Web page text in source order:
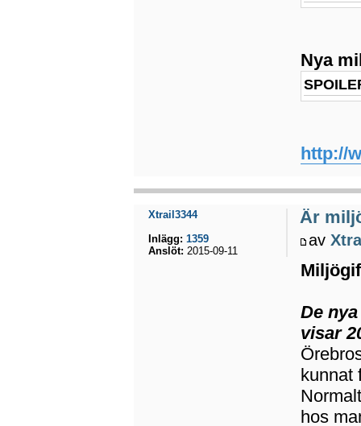
Nya
http://
Är
av
De
visar
kunnat
hos
Xtrail3344
Inlägg: 1359
Anslöt: 2015-09-11